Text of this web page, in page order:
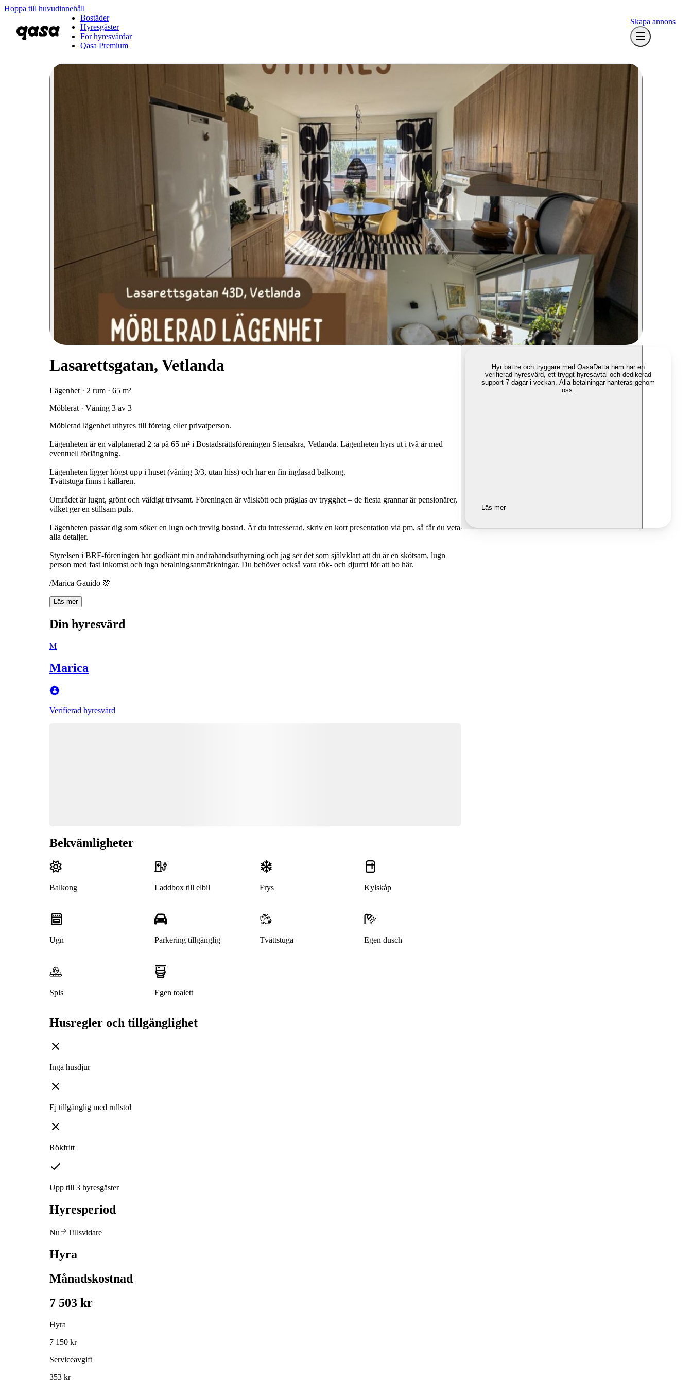
Hoppa till huvudinnehåll
Bostäder
Hyresgäster
För hyresvärdar
Qasa Premium
Skapa annons
Lasarettsgatan, Vetlanda
Lägenhet · 2 rum · 65 m²
Möblerat · Våning 3 av 3
Möblerad lägenhet uthyres till företag eller privatperson.
Lägenheten är en välplanerad 2 :a på 65 m² i Bostadsrättsföreningen Stensåkra, Vetlanda. Lägenheten hyrs ut i två år med
eventuell förlängning.
Lägenheten ligger högst upp i huset (våning 3/3, utan hiss) och har en fin inglasad balkong.
Tvättstuga finns i källaren.
Området är lugnt, grönt och väldigt trivsamt. Föreningen är välskött och präglas av trygghet – de flesta grannar är pensionärer,
vilket ger en stillsam puls.
Lägenheten passar dig som söker en lugn och trevlig bostad. Är du intresserad, skriv en kort presentation via pm, så får du veta
alla detaljer.
Styrelsen i BRF-föreningen har godkänt min andrahandsuthyrning och jag ser det som självklart att du är en skötsam, lugn
person med fast inkomst och inga betalningsanmärkningar. Du behöver också vara rök- och djurfri för att bo här.
/Marica Gauido 🌸
Läs mer
Din hyresvärd
M
Marica
Verifierad hyresvärd
Bekvämligheter
Balkong Laddbox till elbil Frys Kylskåp
Ugn Parkering tillgänglig Tvättstuga Egen dusch
Spis Egen toalett
Husregler och tillgänglighet
Inga husdjur
Ej tillgänglig med rullstol
Rökfritt
Upp till 3 hyresgäster
Hyresperiod
Nu Tillsvidare
Hyra
Månadskostnad
7 503 kr
Hyra
7 150 kr
Serviceavgift
353 kr
Hyr bättre och tryggare med QasaDetta hem har en
verifierad hyresvärd, ett tryggt hyresavtal och dedikerad
support 7 dagar i veckan. Alla betalningar hanteras genom
oss.
Läs mer